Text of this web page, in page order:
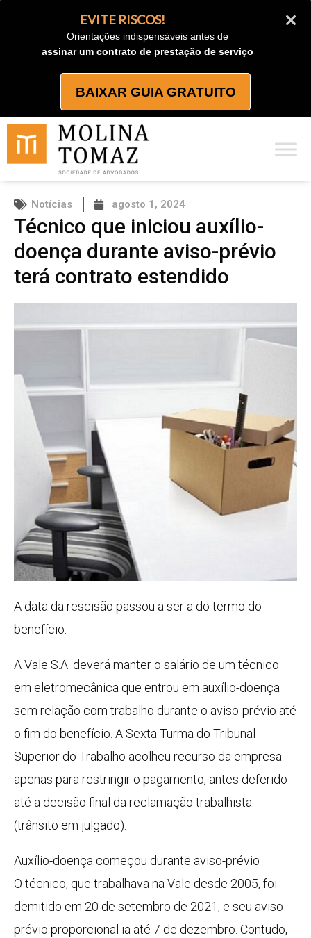
EVITE RISCOS!
Orientações indispensáveis antes de
assinar um contrato de prestação de serviço
BAIXAR GUIA GRATUITO
Notícias agosto 1, 2024
Técnico que iniciou auxílio-
doença durante aviso-prévio
terá contrato estendido
A data da rescisão passou a ser a do termo do
benefício.
A Vale S.A. deverá manter o salário de um técnico
em eletromecânica que entrou em auxílio-doença
sem relação com trabalho durante o aviso-prévio até
o fim do benefício. A Sexta Turma do Tribunal
Superior do Trabalho acolheu recurso da empresa
apenas para restringir o pagamento, antes deferido
até a decisão final da reclamação trabalhista
(trânsito em julgado).
Auxílio-doença começou durante aviso-prévio
O técnico, que trabalhava na Vale desde 2005, foi
demitido em 20 de setembro de 2021, e seu aviso-
prévio proporcional ia até 7 de dezembro. Contudo,